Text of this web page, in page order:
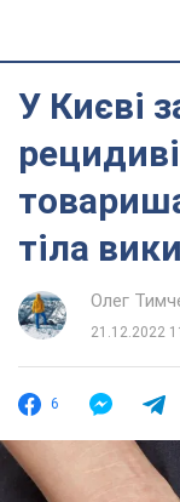
У Києві
тіла
Олег
21.12.2022
6